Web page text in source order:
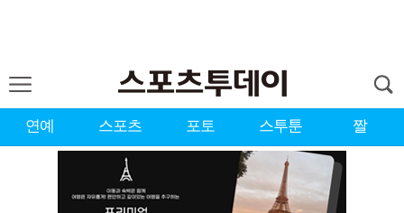
연예 스포츠 포토 스투툰 짤